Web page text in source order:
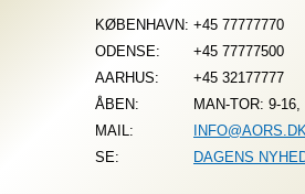
KØBENHAVN: +45 77777770
ODENSE:
+45 77777500
AARHUS:
+45 32177777
ÅBEN:
MAN-TOR: 9-
MAIL:
SE:
DAGENS